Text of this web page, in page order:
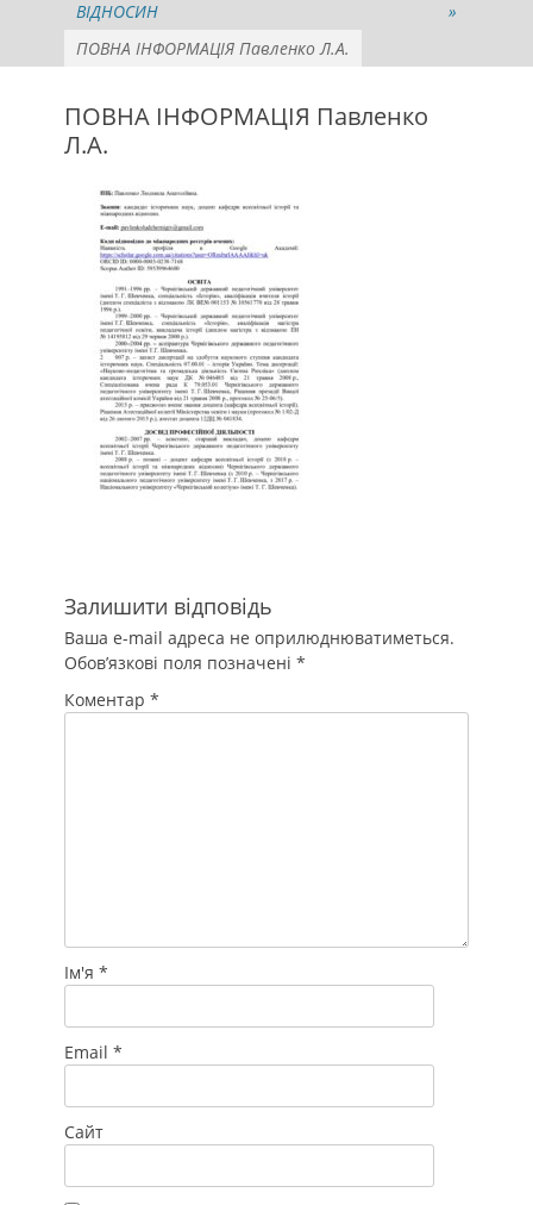
ВІДНОСИН
»
ПОВНА ІНФОРМАЦІЯ Павленко Л.А.
ПОВНА ІНФОРМАЦІЯ Павленко
Л.А.
Залишити відповідь
Ваша e-mail адреса не оприлюднюватиметься.
Обов’язкові поля позначені *
Коментар *
Ім'я *
Email *
Сайт